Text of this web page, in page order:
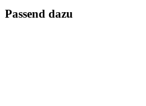
Passend dazu